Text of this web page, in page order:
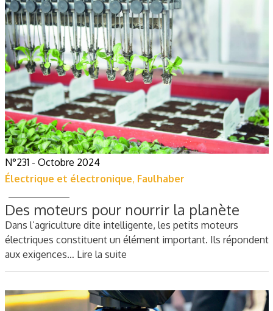
N°231 - Octobre 2024
Électrique et électronique, Faulhaber
Des moteurs pour nourrir la planète
Dans l’agriculture dite intelligente, les petits moteurs
électriques constituent un élément important. Ils répondent
aux exigences… Lire la suite